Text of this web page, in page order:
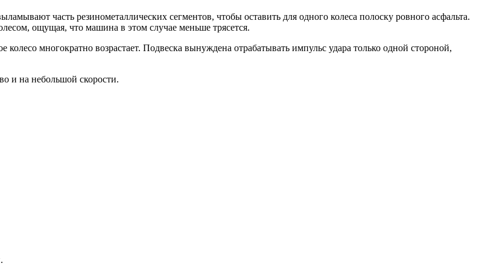
часть резинометаллических сегментов, чтобы оставить для одного колеса полоску ровного асфальта.
ощущая, что машина в этом случае меньше трясется.
многократно возрастает. Подвеска вынуждена отрабатывать импульс удара только одной стороной,
и на небольшой скорости.